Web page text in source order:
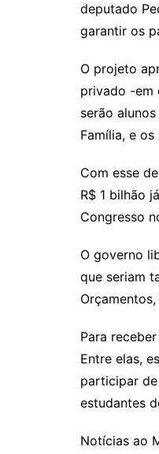
deputado
garantir os
O projeto
privado -em
serão
Família, e
Com esse
R$ 1 bilhão
Congresso
O governo
que seriam
Para
Entre elas,
participar
estudantes
Notícias ao